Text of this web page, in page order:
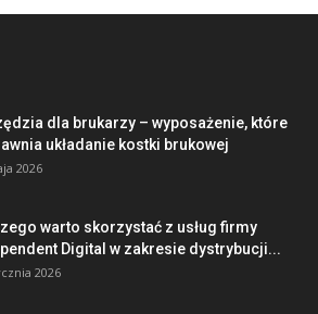
dla brukarzy – wyposażenie, które
układanie kostki brukowej
2026
warto skorzystać z usług firmy
Digital w zakresie dystrybucji...
2026